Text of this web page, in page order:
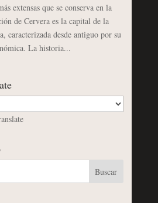
extensas que se conserva en la
de Cervera es la capital de la
caracterizada desde antiguo por su
La historia...